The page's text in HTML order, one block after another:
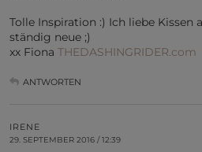
Tolle Inspiration :) Ich liebe Kissen
ständig neue ;)
xx Fiona THEDASHINGRIDER.com
ANTWORTEN
IRENE
29. SEPTEMBER 2016 / 12:39